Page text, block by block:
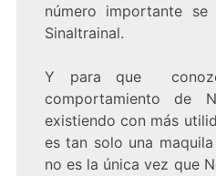
número importante
Sinaltrainal.
Y para que
comportamiento de
existiendo con más
es tan solo una
no es la única vez que